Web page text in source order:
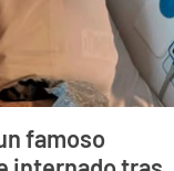
famoso